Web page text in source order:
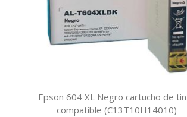
Epson 604 XL Negro cartucho de
compatible (C13T10H14010)